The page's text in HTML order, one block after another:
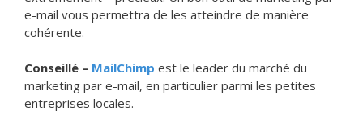
e-mail vous permettra de les atteindre de manière
cohérente.
Conseillé – MailChimp est le leader du marché du
marketing par e-mail, en particulier parmi les petites
entreprises locales.